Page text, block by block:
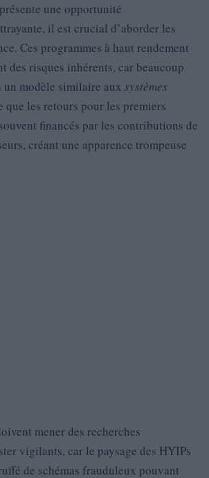
une opportunité
il est crucial d’aborder les
Ces programmes à haut rendement
des risques inhérents, car beaucoup
modèle similaire aux systèmes
que les retours pour les premiers
financés par les contributions de
créant une apparence trompeuse
mener des recherches
vigilants, car le paysage des HYIPs
de schémas frauduleux pouvant